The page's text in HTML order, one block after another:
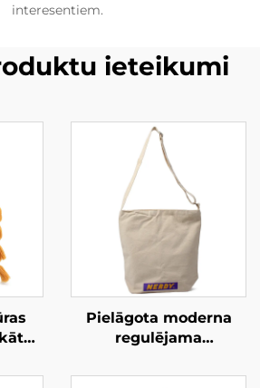
interesentiem.
ieteikumi
Pielāgota moderna
regulējama
pārnēsājamā maisiņa